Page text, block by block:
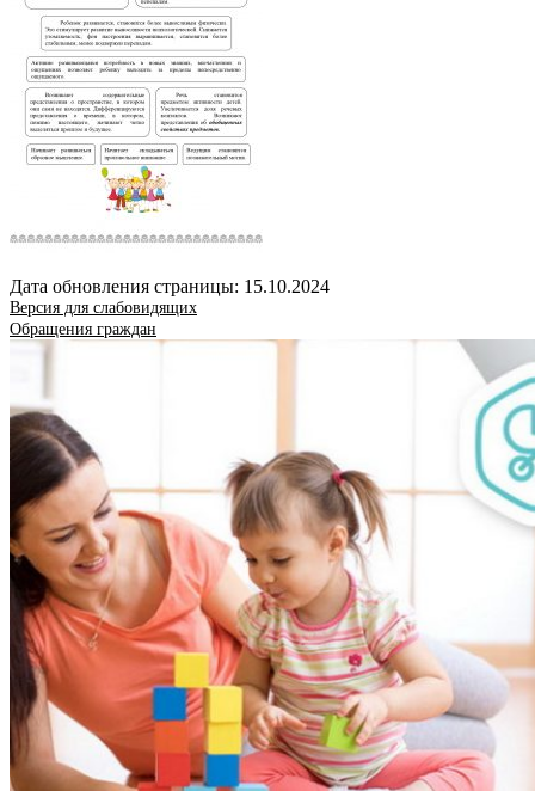
Дата обновления страницы: 15.10.2024
Версия для слабовидящих
Обращения граждан